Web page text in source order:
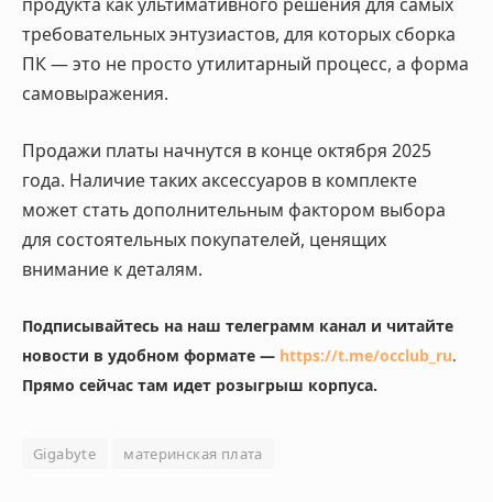
требовательных энтузиастов, для которых сборка
ПК — это не просто утилитарный процесс, а форма
самовыражения.
Продажи платы начнутся в конце октября 2025
года. Наличие таких аксессуаров в комплекте
может стать дополнительным фактором выбора
для состоятельных покупателей, ценящих
внимание к деталям.
Подписывайтесь на наш телеграмм канал и читайте
новости в удобном формате — https://t.me/occlub_ru.
Прямо сейчас там идет розыгрыш корпуса.
Gigabyte материнская плата